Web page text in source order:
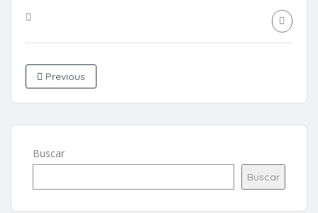
Previous
Buscar
Buscar